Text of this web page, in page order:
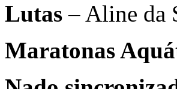
Lutas – Aline da
Maratonas